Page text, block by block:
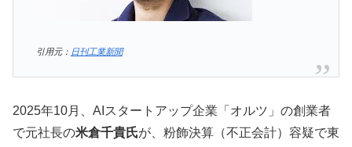
引用元： 日刊工業新聞
2025年10月、AIスタートアップ企業「オルツ」の創業者
で元社長の米倉千貴氏が、粉飾決算（不正会計）容疑で東